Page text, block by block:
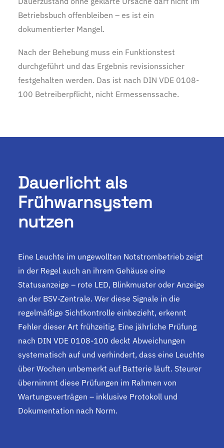
Betriebsbuch offenbleiben – es ist ein
dokumentierter Mangel.
Nach der Behebung muss ein Funktionstest
durchgeführt und das Ergebnis revisionssicher
festgehalten werden. Das ist nach DIN VDE 0108-
100 Betreiberpflicht, nicht Ermessenssache.
Dauerlicht als
Frühwarnsystem
nutzen
Eine Leuchte im ungewollten Notstrombetrieb zeigt
in der Regel auch an ihrem Gehäuse eine
Statusanzeige – rote LED, Blinkmuster oder Anzeige
an der BSV-Zentrale. Wer diese Signale in die
regelmäßige Sichtkontrolle einbezieht, erkennt
Fehler dieser Art frühzeitig. Eine jährliche Prüfung
nach DIN VDE 0108-100 deckt Abweichungen
systematisch auf und verhindert, dass eine Leuchte
über Wochen unbemerkt auf Batterie läuft. Steurer
übernimmt diese Prüfungen im Rahmen von
Wartungsverträgen – inklusive Protokoll und
Dokumentation nach Norm.